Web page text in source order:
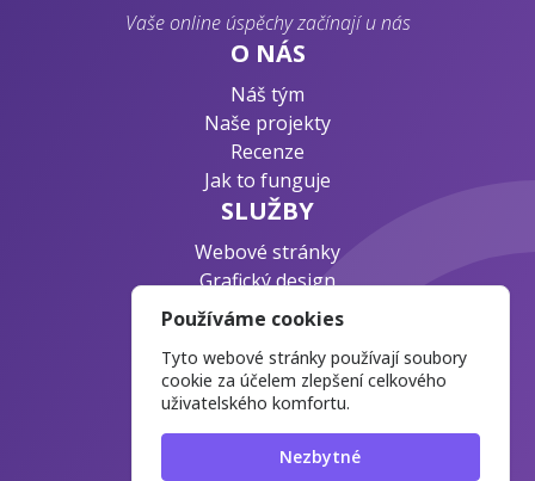
Vaše online úspěchy začínají u nás
O NÁS
Náš tým
Naše projekty
Recenze
Jak to funguje
SLUŽBY
Webové stránky
Grafický design
Byznys konzultace
Ochrana osobních údajů
Časté otázky
Blog o webdesignu
Používáme cookies
Tyto webové stránky používají soubory
cookie za účelem zlepšení celkového
uživatelského komfortu.
Nezbytné